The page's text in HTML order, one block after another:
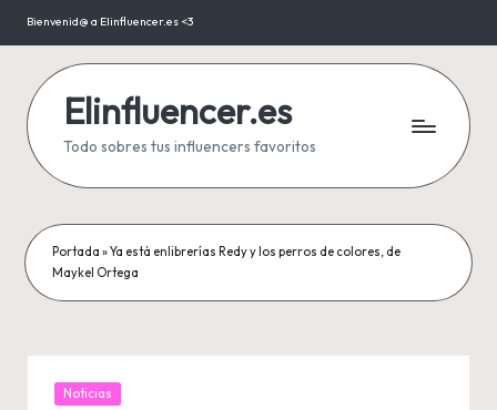
Saltar
contenido
Bienvenid@ a Elinfluencer.es <3
Elinfluencer.es
Todo sobres tus influencers favoritos
Portada »Ya está enlibrerías Redy y los perros de colores, de
Maykel Ortega
Publicada
Noticias